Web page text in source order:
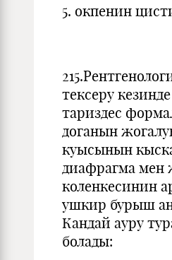
5. окпенин
тексеру
тариздес
доганын
куысынын
диафрагма мен
коленкесинин
ушкир бурыш
Кандай ауру
болады: